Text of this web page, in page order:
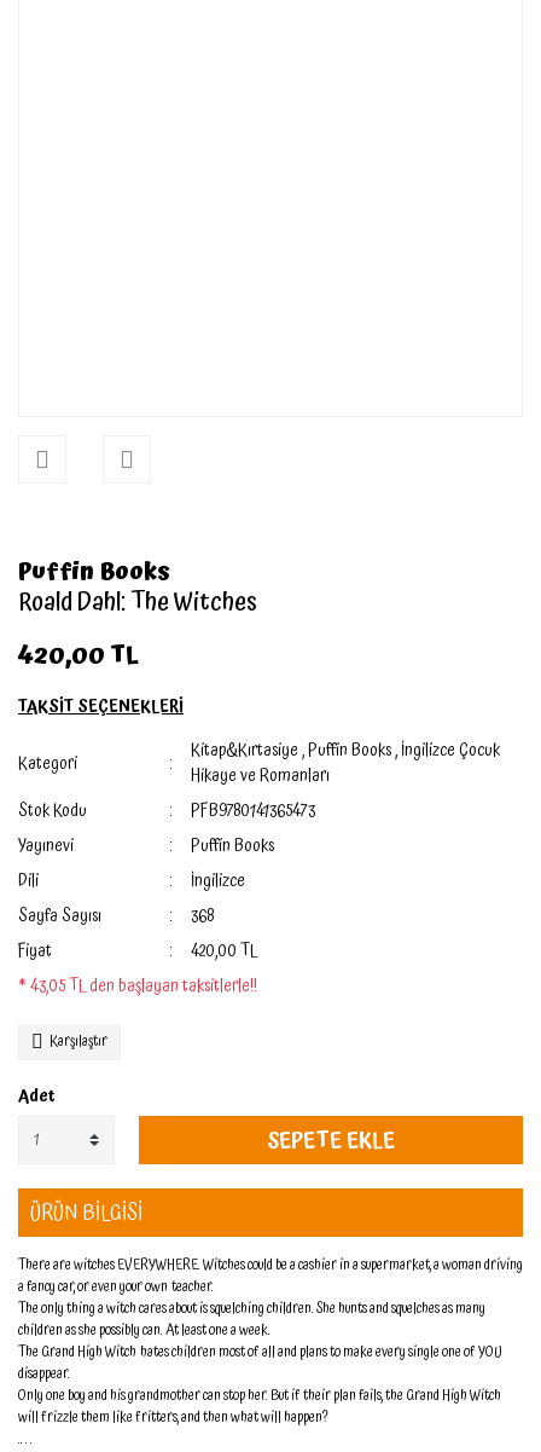
Puffin Books
Roald Dahl: The Witches
420,00 TL
TAKSİT SEÇENEKLERİ
Kategori Kitap&Kırtasiye,Puffin Books,İngilizce Çocuk
Hikaye ve Romanları
Stok Kodu
PFB9780141365473
Yayınevi
Puffin Books
Dili
İngilizce
Sayfa Sayısı
368
Fiyat
420,00 TL
* 43,05 TL den başlayan taksitlerle!!
Karşılaştır
Adet
SEPETE EKLE
ÜRÜN BİLGİSİ
There are witches EVERYWHERE. Witches could be a cashier in a supermarket, a woman driving
a fancy car, or even your own teacher.
The only thing a witch cares about is squelching children. She hunts and squelches as many
children as she possibly can. At least one a week.
The Grand High Witch hates children most of all and plans to make every single one of YOU
disappear.
Only one boy and his grandmother can stop her. But if their plan fails, the Grand High Witch
will frizzle them like fritters, and then what will happen?
.. . .